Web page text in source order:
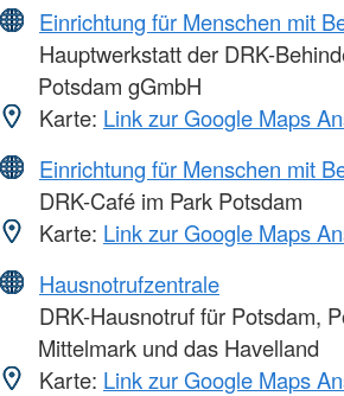
Einrichtung für Menschen mit
Hauptwerkstatt der DRK-
Potsdam gGmbH
Karte: Link zur Google Maps
Einrichtung für Menschen mit
DRK-Café im Park Potsdam
Karte: Link zur Google Maps
Hausnotrufzentrale
DRK-Hausnotruf für Potsdam,
Mittelmark und das Havelland
Karte: Link zur Google Maps